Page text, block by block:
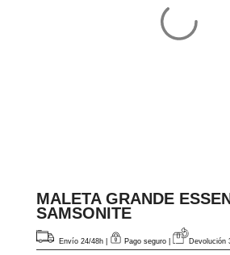
MALETA GRANDE
SAMSONITE
Envío 24/48h| Pago seguro | Devolución